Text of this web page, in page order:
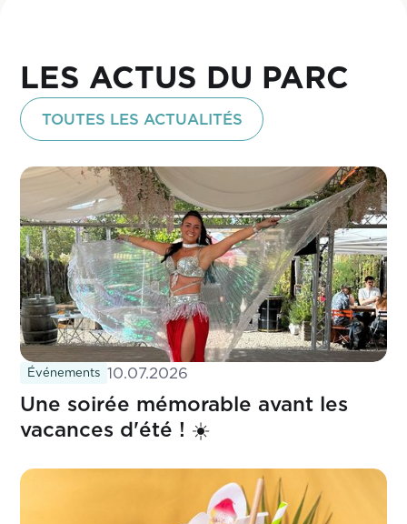
LES ACTUS DU PARC
TOUTES LES ACTUALITÉS
Événements 10.07.2026
Une soirée mémorable avant les
vacances d'été ! ☀️